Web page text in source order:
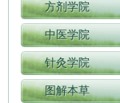
方剂学院
中医学院
针灸学院
图解本草